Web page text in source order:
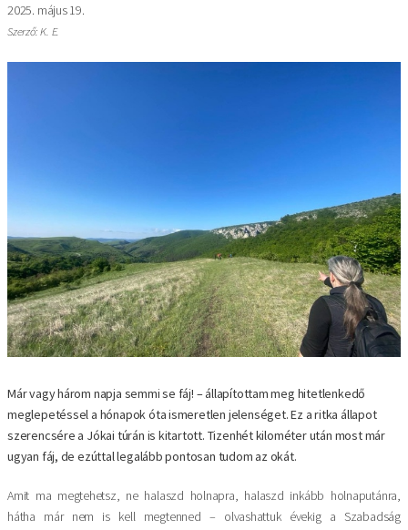
2025. május 19.
Szerző: K. E.
Már vagy három napja semmi se fáj! – állapítottam meg hitetlenkedő
meglepetéssel a hónapok óta ismeretlen jelenséget. Ez a ritka állapot
szerencsére a Jókai túrán is kitartott. Tizenhét kilométer után most már
ugyan fáj, de ezúttal legalább pontosan tudom az okát.
Amit ma megtehetsz, ne halaszd holnapra, halaszd inkább holnaputánra,
hátha már nem is kell megtenned – olvashattuk évekig a Szabadság